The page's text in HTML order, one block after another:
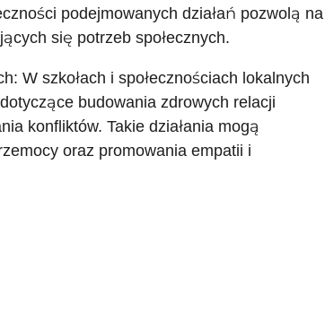
podejmowanych działań pozwolą na
się potrzeb społecznych.
W szkołach i społecznościach lokalnych
budowania zdrowych relacji
konfliktów. Takie działania mogą
oraz promowania empatii i